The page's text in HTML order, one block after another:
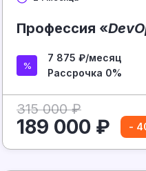
Профессия «
7 875 ₽/месяц
Рассрочка 0%
315 000 ₽
189 000 ₽ -